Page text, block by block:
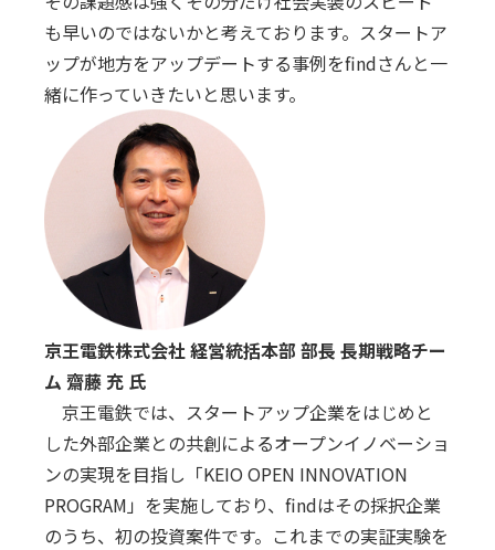
も早いのではないかと考えております。スタートア
ップが地⽅をアップデートする事例をfindさんと⼀
緒に作っていきたいと思います。
京王電鉄株式会社 経営統括本部 部⻑ ⻑期戦略チー
ム 齋藤 充 ⽒
京王電鉄では、スタートアップ企業をはじめと
した外部企業との共創によるオープンイノベーショ
ンの実現を⽬指し「KEIO OPEN INNOVATION
PROGRAM」を実施しており、findはその採択企業
のうち、初の投資案件です。これまでの実証実験を